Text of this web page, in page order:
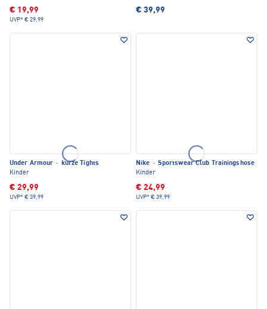
€ 19,99
UVP* € 29,99
€ 39,99
Under Armour · kurze Tights
Kinder
€ 29,99
UVP* € 39,99
Nike · Sportswear Club Trainingshose
Kinder
€ 24,99
UVP* € 39,99